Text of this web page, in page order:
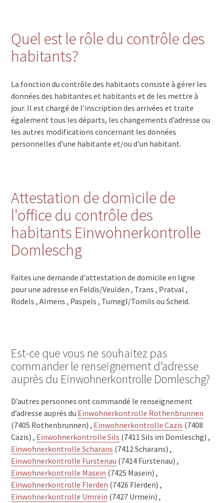
Quel est le rôle du contrôle des
habitants?
La fonction du contrôle des habitants consiste à gérer les
données des habitantes et habitants et de les mettre à
jour. Il est chargé de l’inscription des arrivées et traite
également tous les départs, les changements d’adresse ou
les autres modifications concernant les données
personnelles d’une habitante et/ou d’un habitant.
Attestation de domicile de
l'office du contrôle des
habitants Einwohnerkontrolle
Domleschg
Faites une demande d'attestation de domicile en ligne
pour une adresse en Feldis/Veulden , Trans , Pratval ,
Rodels , Almens , Paspels , Tumegl/Tomils ou Scheid.
Est-ce que vous ne souhaitez pas
commander le renseignement d’adresse
auprès du Einwohnerkontrolle Domleschg?
D’autres personnes ont commandé le renseignement
d’adresse auprès du Einwohnerkontrolle Rothenbrunnen
(7405 Rothenbrunnen) , Einwohnerkontrolle Cazis (7408
Cazis) , Einwohnerkontrolle Sils (7411 Sils im Domleschg) ,
Einwohnerkontrolle Scharans (7412 Scharans) ,
Einwohnerkontrolle Fürstenau (7414 Fürstenau) ,
Einwohnerkontrolle Masein (7425 Masein) ,
Einwohnerkontrolle Flerden (7426 Flerden) ,
Einwohnerkontrolle Umrein (7427 Urmein) ,